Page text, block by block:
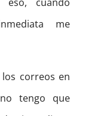
me
correos en
tengo que